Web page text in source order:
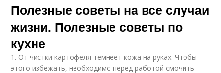
Полезные советы на все случаи
жизни. Полезные советы по
кухне
1. От чистки картофеля темнеет кожа на руках. Чтобы
этого избежать, необходимо перед работой смочить